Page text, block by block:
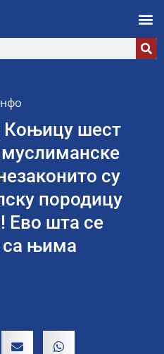
Коњицу шест
су
породицу
Ево шта се
са њима